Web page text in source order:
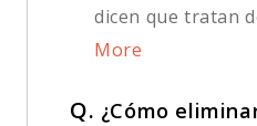
dicen que tratan
More
Q. ¿Cómo